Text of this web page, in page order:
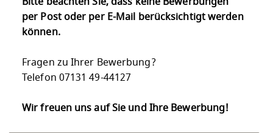
per Post oder per E-Mail berücksichtigt werden
können.
Fragen zu Ihrer Bewerbung?
Telefon 07131 49-44127
Wir freuen uns auf Sie und Ihre Bewerbung!